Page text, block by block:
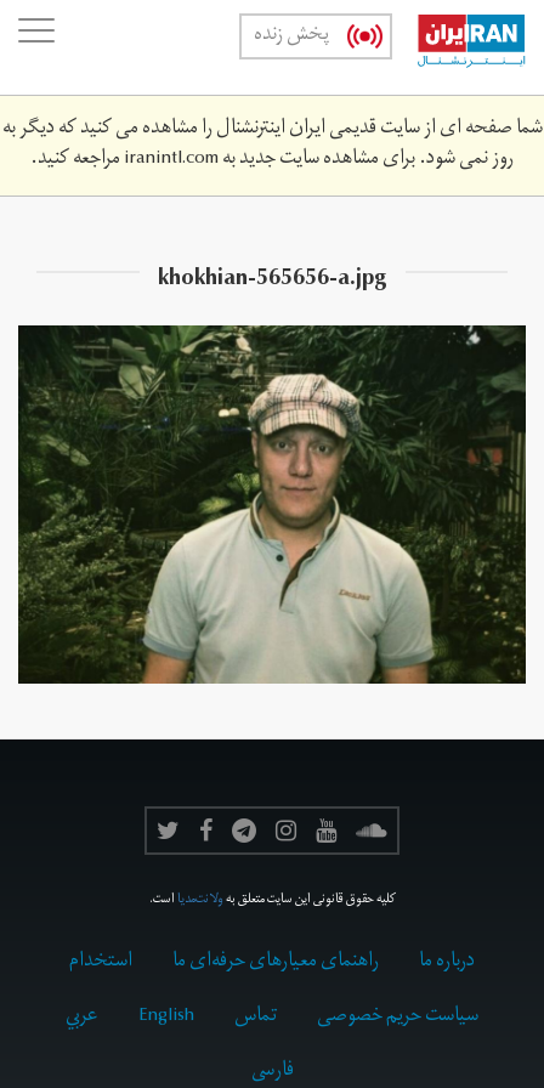
Skip
main
content
پخش زنده
شما صفحه ای از سایت قدیمی ایران اینترنشنال را مشاهده می کنید که دیگر به
روز نمی شود. برای مشاهده سایت جدید بهiranintl.comمراجعه کنید.
khokhian-565656-a.jpg
کلیه حقوق قانونی این سایت متعلق بهولانت‌مدیااست.
درباره ما راهنمای معیارهای حرفه‌ای ما
استخدام
سیاست حریم خصوصی
تماس English
عربي
فارسى